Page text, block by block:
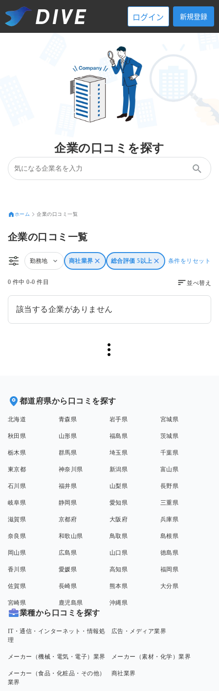
ログイン 新規登録
企業の口コミを探す
ホーム 企業の口コミ一覧
企業の口コミ一覧
勤務地 商社業界 総合評価 5以上 条件をリセット
0 件中 0-0 件目 並べ替え
該当する企業がありません
都道府県から口コミを探す
北海道 青森県 岩手県 宮城県
秋田県 山形県 福島県 茨城県
栃木県 群馬県 埼玉県 千葉県
東京都 神奈川県 新潟県 富山県
石川県 福井県 山梨県 長野県
岐阜県 静岡県 愛知県 三重県
滋賀県 京都府 大阪府 兵庫県
奈良県 和歌山県 鳥取県 島根県
岡山県 広島県 山口県 徳島県
香川県 愛媛県 高知県 福岡県
佐賀県 長崎県 熊本県 大分県
宮崎県 鹿児島県 沖縄県
業種から口コミを探す
IT・通信・インターネット・情報処
理
広告・メディア業界
メーカー（機械・電気・電子）業界 メーカー（素材・化学）業界
メーカー（食品・化粧品・その他）
業界
商社業界